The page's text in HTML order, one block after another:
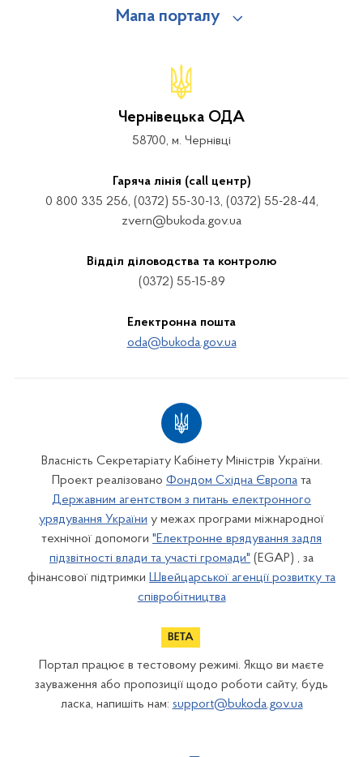
Мапа порталу
Чернівецька ОДА
58700, м. Чернівці
Гаряча лінія (call центр)
0 800 335 256, (0372) 55-30-13, (0372) 55-28-44,
zvern@bukoda.gov.ua
Відділ діловодства та контролю
(0372) 55-15-89
Електронна пошта
oda@bukoda.gov.ua
Власність Секретаріату Кабінету Міністрів України.
Проект реалізовано Фондом Східна Європа та
Державним агентством з питань електронного
урядування України у межах програми міжнародної
технічної допомоги "Електронне врядування задля
підзвітності влади та участі громади" (EGAP) , за
фінансової підтримки Швейцарської агенції розвитку та
співробітництва
Портал працює в тестовому режимі. Якщо ви маєте
зауваження або пропозиції щодо роботи сайту, будь
ласка, напишіть нам: support@bukoda.gov.ua